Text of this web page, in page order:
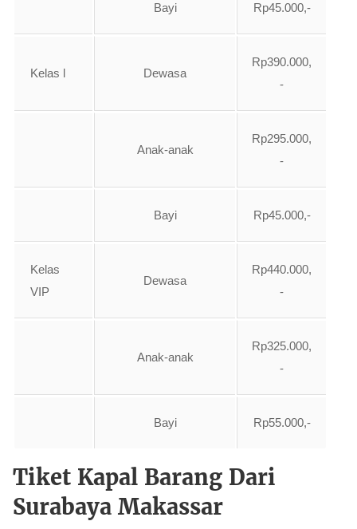
Bayi Rp45.000,-
Kelas l Dewasa
Rp390.000,
-
Anak-anak
Rp295.000,
-
Bayi Rp45.000,-
Kelas
VIP
Dewasa
Rp440.000,
-
Anak-anak
Rp325.000,
-
Bayi Rp55.000,-
Tiket Kapal Barang Dari
Surabaya Makassar